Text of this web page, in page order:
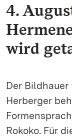
4.
wird
Der
Herberger
Rokoko. Für